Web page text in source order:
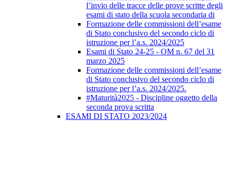
l’invio delle tracce delle prove scritte degli
esami di stato della scuola secondaria di
Formazione delle commissioni dell’esame
di Stato conclusivo del secondo ciclo di
istruzione per l’a.s. 2024/2025
Esami di Stato 24-25 - OM n. 67 del 31
marzo 2025
Formazione delle commissioni dell’esame
di Stato conclusivo del secondo ciclo di
istruzione per l’a.s. 2024/2025.
#Maturità2025 - Discipline oggetto della
seconda prova scritta
ESAMI DI STATO 2023/2024